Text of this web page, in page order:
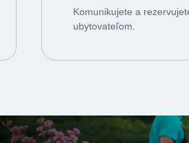
Komunikujete a
ubytovateľom.